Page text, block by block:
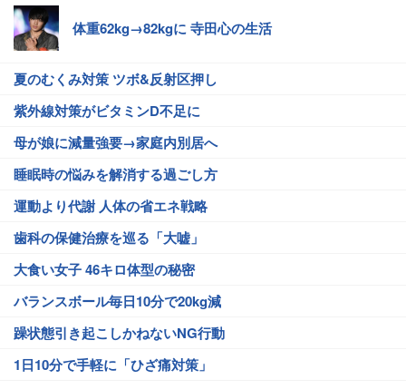
体重62kg→82kgに 寺田心の生活
夏のむくみ対策 ツボ&反射区押し
紫外線対策がビタミンD不足に
母が娘に減量強要→家庭内別居へ
睡眠時の悩みを解消する過ごし方
運動より代謝 人体の省エネ戦略
歯科の保健治療を巡る「大嘘」
大食い女子 46キロ体型の秘密
バランスボール毎日10分で20kg減
躁状態引き起こしかねないNG行動
1日10分で手軽に「ひざ痛対策」